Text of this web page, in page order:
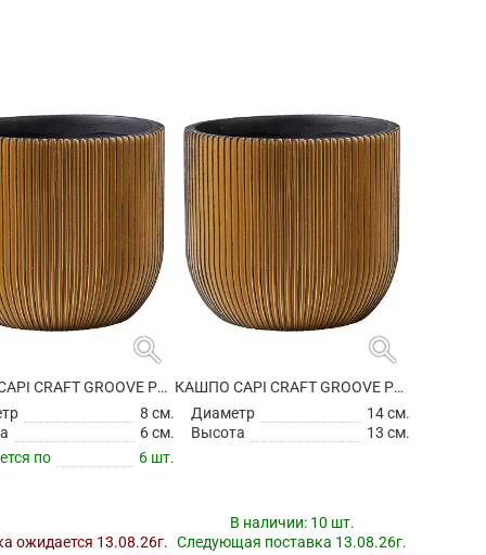
search
КАШПО CAPI CRAFT GROOVE PLANTER BALL BLACK GOLD
8 см.
6 см.
по
6 шт.
ожидается 13.08.26г.
search
КАШПО CAPI CRAFT GROOVE PLANTER BALL BLACK GOLD
Диаметр
14 см.
Высота
13 см.
В наличии: 10 шт.
Следующая поставка 13.08.26г.